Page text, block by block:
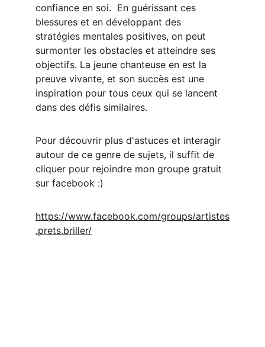
confiance en soi.  En guérissant ces
blessures et en développant des
stratégies mentales positives, on peut
surmonter les obstacles et atteindre ses
objectifs. La jeune chanteuse en est la
preuve vivante, et son succès est une
inspiration pour tous ceux qui se lancent
dans des défis similaires.
Pour découvrir plus d'astuces et interagir
autour de ce genre de sujets, il suffit de
cliquer pour rejoindre mon groupe gratuit
sur facebook :)
https://www.facebook.com/groups/artistes
.prets.briller/